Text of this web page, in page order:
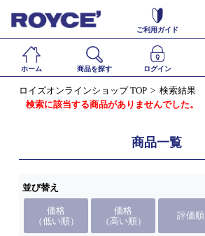
ご利用ガイド
ホーム 商品を探す ログイン
ロイズオンラインショップ TOP
検索結果
検索に該当する商品がありませんでした。
商品一覧
並び替え
価格
（低い順）
価格
（高い順）
評価順